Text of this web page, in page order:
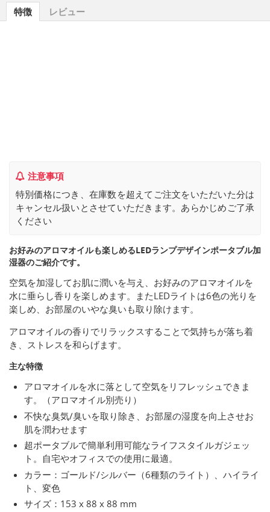
特徴 レビュー
注意事項
特別価格につき、在庫数を超えてご注文をいただいた分は
キャンセル扱いとさせていただきます。あらかじめご了承
ください
お好みのアロマオイルも楽しめるLEDランプデザインポータブル加
湿器のご紹介です。
空気を加湿してお肌に潤いを与え、お好みのアロマオイルを
水に垂らし香りを楽しめます。またLEDライトは6色の光りを
楽しめ、お部屋のいやな臭いも取り除けます。
アロマオイルの香りでリラックスすることで気持ちが落ち着
き、ストレスを和らげます。
主な特徴
アロマオイルを水に落として空気をリフレッシュできま
す。（アロマオイル別売り）
不快な臭気/臭いを取り除き、お部屋の湿度を向上させお
肌を潤わせます
超ポータブルで簡単利用可能なライフスタイルガジェッ
ト。自宅やオフィスでの使用に最適。
カラー：ゴールド/シルバー（6種類のライト）、ハイライ
ト、変色
サイズ：153 x 88 x 88 mm